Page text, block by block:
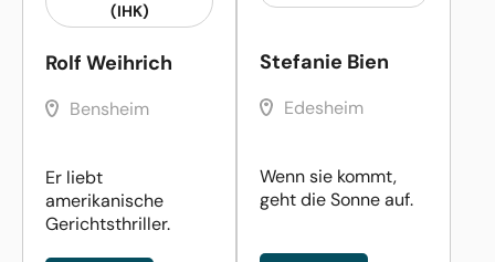
(IHK)
Rolf Weihrich
Bensheim
Er liebt
amerikanische
Gerichtsthriller.
Stefanie Bien
Edesheim
Wenn sie kommt,
geht die Sonne auf.